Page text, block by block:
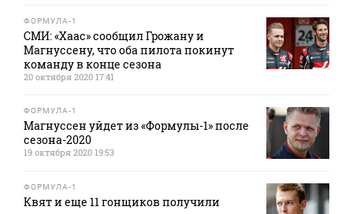
ФОРМУЛА-1
СМИ: «Хаас» сообщил Грожану и
Магнуссену, что оба пилота покинут
команду в конце сезона
20 октября 2020 17:41
ФОРМУЛА-1
Магнуссен уйдет из «Формулы-1» после
сезона-2020
19 октября 2020 19:53
ФОРМУЛА-1
Квят и еще 11 гонщиков получили